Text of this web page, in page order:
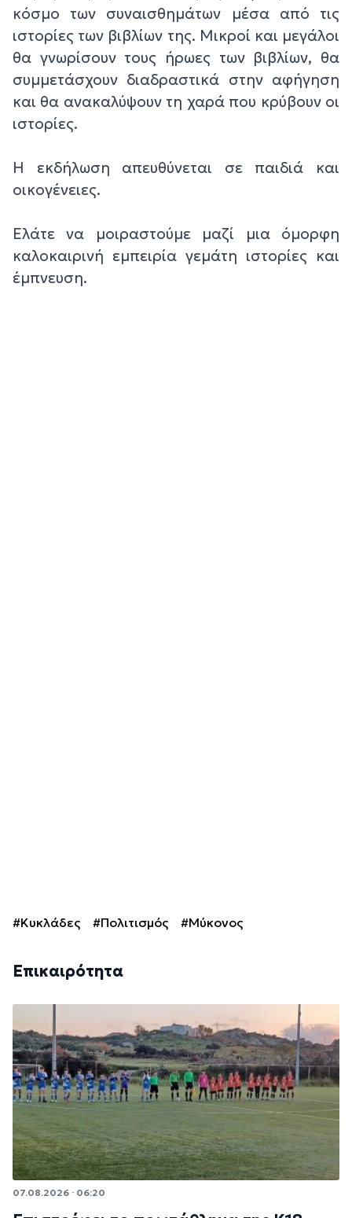
κόσμο των συναισθημάτων μέσα από τις
ιστορίες των βιβλίων της. Μικροί και μεγάλοι
θα γνωρίσουν τους ήρωες των βιβλίων, θα
συμμετάσχουν διαδραστικά στην αφήγηση
και θα ανακαλύψουν τη χαρά που κρύβουν οι
ιστορίες.
Η εκδήλωση απευθύνεται σε παιδιά και
οικογένειες.
Ελάτε να μοιραστούμε μαζί μια όμορφη
καλοκαιρινή εμπειρία γεμάτη ιστορίες και
έμπνευση.
#Κυκλάδες #Πολιτισμός #Μύκονος
Επικαιρότητα
07.08.2026 · 06:20